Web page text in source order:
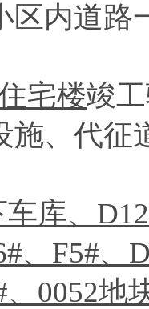
区内道路
宅楼竣
施、代征
库、
、F5#、
、0052地